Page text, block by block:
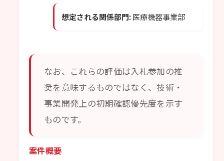
想定される関係部門:医療機器事業部
なお、これらの評価は入札参加の推
奨を意味するものではなく、技術・
事業開発上の初期確認優先度を示す
ものです。
案件概要